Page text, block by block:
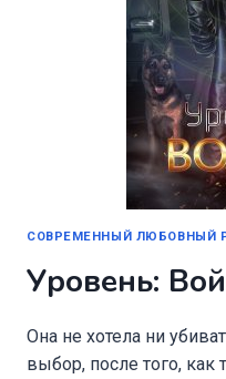
СОВРЕМЕННЫЙ ЛЮБОВНЫЙ
Уровень:
Она не хотела ни
выбор, после того,